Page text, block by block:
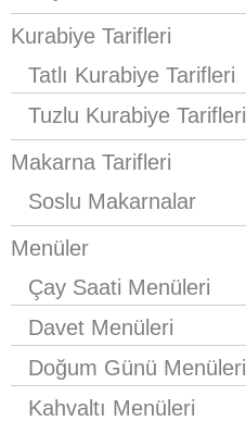
Kurabiye Tarifleri
Tatlı Kurabiye Tarifleri
Tuzlu Kurabiye Tarifleri
Makarna Tarifleri
Soslu Makarnalar
Menüler
Çay Saati Menüleri
Davet Menüleri
Doğum Günü Menüleri
Kahvaltı Menüleri